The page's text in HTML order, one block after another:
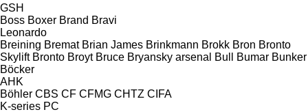
GSH
Boss Boxer Brand Bravi
Leonardo
Breining Bremat Brian James Brinkmann Brokk Bron Bronto
Skylift Bronto Broyt Bruce Bryansky arsenal Bull Bumar Bunker
Böcker
AHK
Böhler CBS CF CFMG CHTZ CIFA
K-series PC